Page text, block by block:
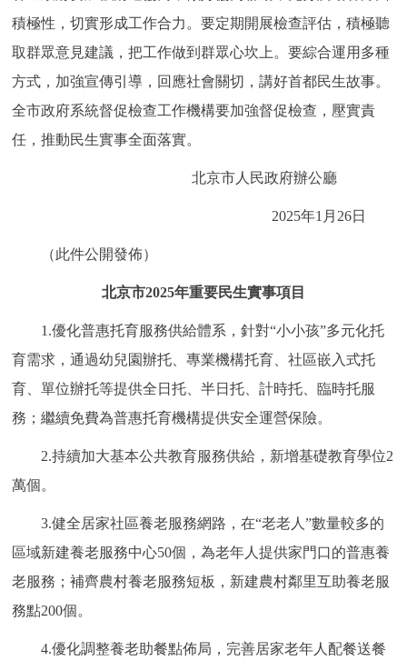
ITALIANO
積極性，切實形成工作合力。要定期開展檢查評估，積極聽
取群眾意見建議，把工作做到群眾心坎上。要綜合運用多種
方式，加強宣傳引導，回應社會關切，講好首都民生故事。
全市政府系統督促檢查工作機構要加強督促檢查，壓實責
任，推動民生實事全面落實。
北京市人民政府辦公廳
2025年1月26日
（此件公開發佈）
北京市2025年重要民生實事項目
1.優化普惠托育服務供給體系，針對“小小孩”多元化托
育需求，通過幼兒園辦托、專業機構托育、社區嵌入式托
育、單位辦托等提供全日托、半日托、計時托、臨時托服
務；繼續免費為普惠托育機構提供安全運營保險。
2.持續加大基本公共教育服務供給，新增基礎教育學位2
萬個。
3.健全居家社區養老服務網路，在“老老人”數量較多的
區域新建養老服務中心50個，為老年人提供家門口的普惠養
老服務；補齊農村養老服務短板，新建農村鄰里互助養老服
務點200個。
4.優化調整養老助餐點佈局，完善居家老年人配餐送餐